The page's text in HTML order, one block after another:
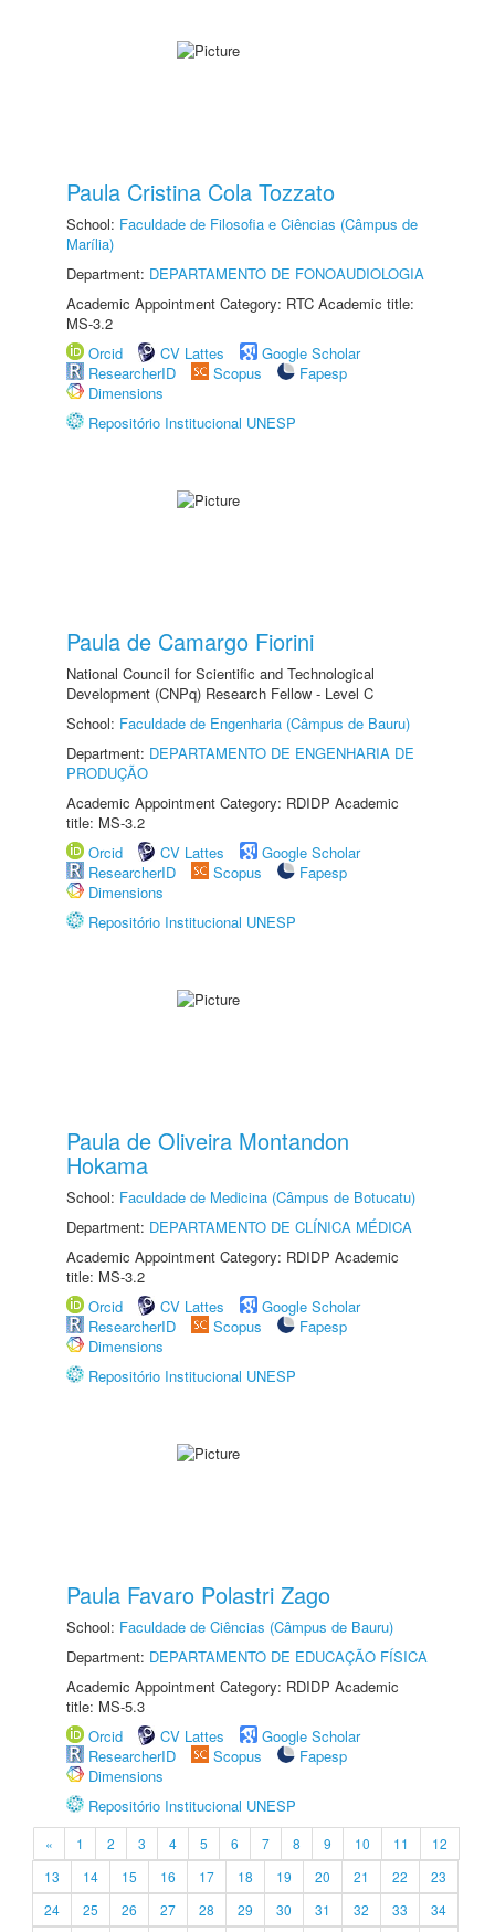
Paula Cristina Cola Tozzato
School: Faculdade de Filosofia e Ciências (Câmpus de
Marília)
Department: DEPARTAMENTO DE FONOAUDIOLOGIA
Academic Appointment Category: RTC Academic title:
MS-3.2
Orcid
CV Lattes
Google Scholar
ResearcherID
Scopus
Fapesp
Dimensions
Repositório Institucional UNESP
Paula de Camargo Fiorini
National Council for Scientific and Technological
Development (CNPq) Research Fellow - Level C
School: Faculdade de Engenharia (Câmpus de Bauru)
Department: DEPARTAMENTO DE ENGENHARIA DE
PRODUÇÃO
Academic Appointment Category: RDIDP Academic
title: MS-3.2
Orcid
CV Lattes
Google Scholar
ResearcherID
Scopus
Fapesp
Dimensions
Repositório Institucional UNESP
Paula de Oliveira Montandon
Hokama
School: Faculdade de Medicina (Câmpus de Botucatu)
Department: DEPARTAMENTO DE CLÍNICA MÉDICA
Academic Appointment Category: RDIDP Academic
title: MS-3.2
Orcid
CV Lattes
Google Scholar
ResearcherID
Scopus
Fapesp
Dimensions
Repositório Institucional UNESP
Paula Favaro Polastri Zago
School: Faculdade de Ciências (Câmpus de Bauru)
Department: DEPARTAMENTO DE EDUCAÇÃO FÍSICA
Academic Appointment Category: RDIDP Academic
title: MS-5.3
Orcid
CV Lattes
Google Scholar
ResearcherID
Scopus
Fapesp
Dimensions
Repositório Institucional UNESP
« 1 2 3 4 5 6 7 8 9 10 11
12
13
14 15 16 17 18 19 20 21 22
23
24
25 26 27 28 29 30 31 32 33
34